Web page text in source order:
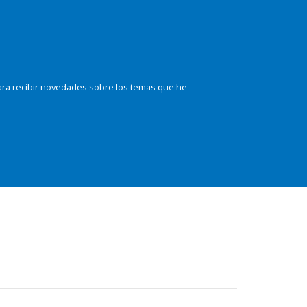
recibir novedades sobre los temas que he